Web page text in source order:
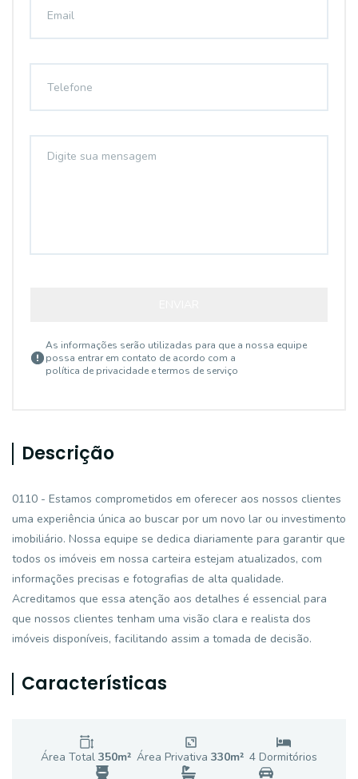
As informações serão utilizadas para que a nossa equipe
possa entrar em contato de acordo com a
política de privacidade e termos de serviço
Descrição
0110 - Estamos comprometidos em oferecer aos nossos clientes
uma experiência única ao buscar por um novo lar ou investimento
imobiliário. Nossa equipe se dedica diariamente para garantir que
todos os imóveis em nossa carteira estejam atualizados, com
informações precisas e fotografias de alta qualidade.
Acreditamos que essa atenção aos detalhes é essencial para
que nossos clientes tenham uma visão clara e realista dos
imóveis disponíveis, facilitando assim a tomada de decisão.
Características
Área Total 350m² Área Privativa 330m² 4 Dormitórios